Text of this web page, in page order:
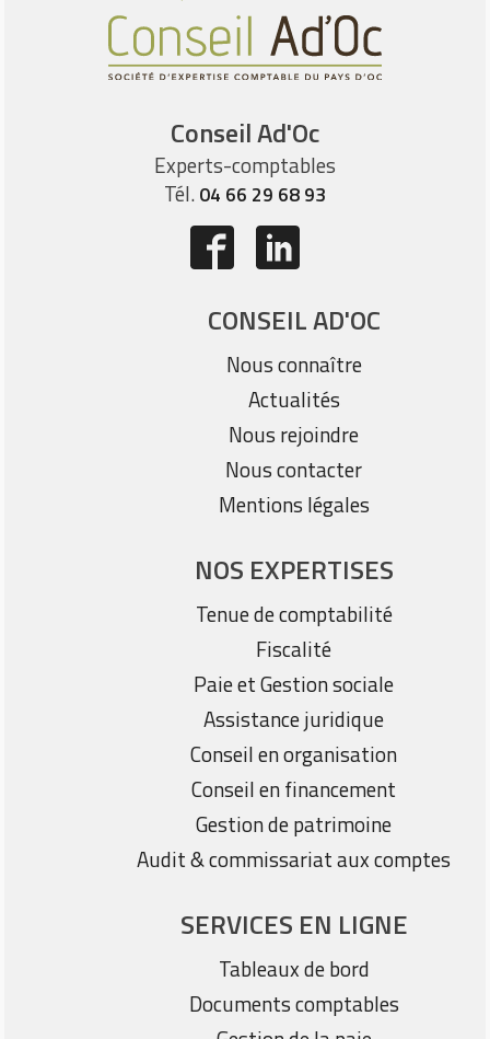
Conseil Ad'Oc
Experts-comptables
Tél.04 66 29 68 93
CONSEIL AD'OC
Nous connaître
Actualités
Nous rejoindre
Nous contacter
Mentions légales
NOS EXPERTISES
Tenue de comptabilité
Fiscalité
Paie et Gestion sociale
Assistance juridique
Conseil en organisation
Conseil en financement
Gestion de patrimoine
Audit & commissariat aux comptes
SERVICES EN LIGNE
Tableaux de bord
Documents comptables